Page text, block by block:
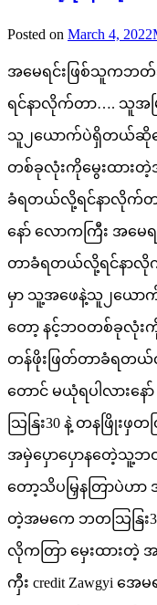
Posted on March 4, 2022
အမေရင်းဖြစ်သူကဘတ်
ရင်နာလိုက်တာ…. သူအမ
သူ၂ယောက်ပဲရှိတယ်ဆိုတ
တစ်ခုလုံးကိုမွေးထားတဲ့
ခံရတယ်လို့ရင်နာလိုက်တာ
နော် လောကကြီး အမေ
တာခံရတယ်လို့ရင်နာလိုက်
မှာ သူ့အဖေနဲ့သူ၂ယေ
တော့ နင့်ဘဝတစ်ခုလုံး
တန်ဖိုးဖြတ်တာခံရတယ်
တောင် မယုံရပါလားန
သြနြး30 နဲ့ တနဖြို
အမှဲပှောပှောနတေဲ့သူ့
တော့သိပမြှနတြာပဲဟ
တဲ့အမကေ ဘတသြနြး
လိုကတြာ မှေးထားတဲ့ အ
ကှီး credit Zawgyi အ